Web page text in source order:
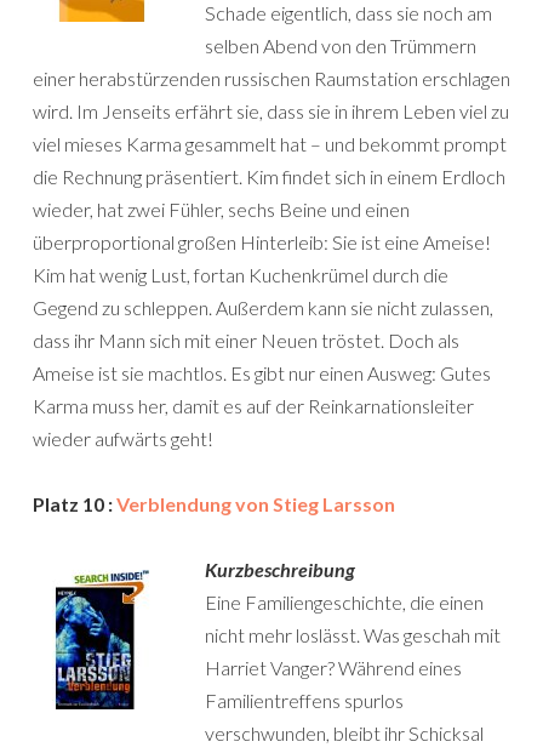
Schade eigentlich, dass sie noch am
selben Abend von den Trümmern
einer herabstürzenden russischen Raumstation erschlagen
wird. Im Jenseits erfährt sie, dass sie in ihrem Leben viel zu
viel mieses Karma gesammelt hat – und bekommt prompt
die Rechnung präsentiert. Kim findet sich in einem Erdloch
wieder, hat zwei Fühler, sechs Beine und einen
überproportional großen Hinterleib: Sie ist eine Ameise!
Kim hat wenig Lust, fortan Kuchenkrümel durch die
Gegend zu schleppen. Außerdem kann sie nicht zulassen,
dass ihr Mann sich mit einer Neuen tröstet. Doch als
Ameise ist sie machtlos. Es gibt nur einen Ausweg: Gutes
Karma muss her, damit es auf der Reinkarnationsleiter
wieder aufwärts geht!
Platz 10 :Verblendung von Stieg Larsson
Kurzbeschreibung
Eine Familiengeschichte, die einen
nicht mehr loslässt. Was geschah mit
Harriet Vanger? Während eines
Familientreffens spurlos
verschwunden, bleibt ihr Schicksal